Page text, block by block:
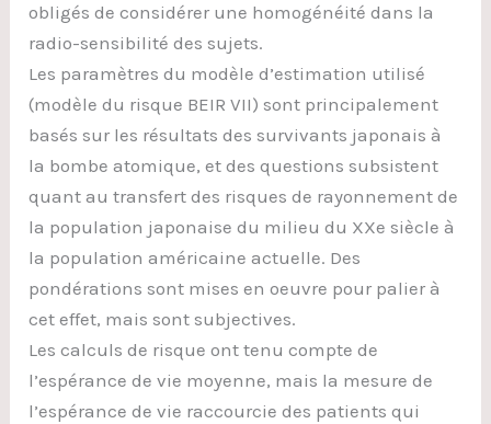
obligés de considérer une homogénéité dans la
radio-sensibilité des sujets.
Les paramètres du modèle d’estimation utilisé
(modèle du risque BEIR VII) sont principalement
basés sur les résultats des survivants japonais à
la bombe atomique, et des questions subsistent
quant au transfert des risques de rayonnement de
la population japonaise du milieu du XXe siècle à
la population américaine actuelle. Des
pondérations sont mises en oeuvre pour palier à
cet effet, mais sont subjectives.
Les calculs de risque ont tenu compte de
l’espérance de vie moyenne, mais la mesure de
l’espérance de vie raccourcie des patients qui